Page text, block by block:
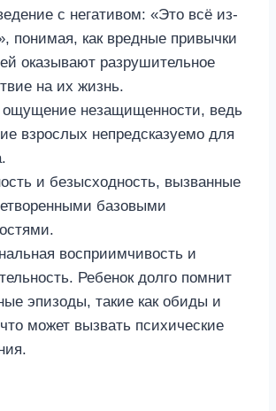
с негативом: «Это всё из-
понимая, как вредные привычки
оказывают разрушительное
на их жизнь.
ощущение незащищенности, ведь
взрослых непредсказуемо для
и безысходность, вызванные
базовыми
восприимчивость и
Ребенок долго помнит
эпизоды, такие как обиды и
может вызвать психические